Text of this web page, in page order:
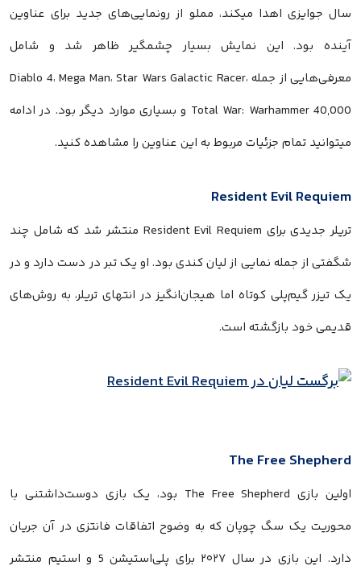
سال جوایزی اهدا میکند، مملو از رونمایی‌های جدید برای عناوین
آینده بود. این نمایش بسیار چشمگیر ظاهر شد و شامل
معرفی‌هایی از جمله Diablo 4، Mega Man، Star Wars Galactic Racer،
Total War: Warhammer 40,000 و بسیاری موارد دیگر بود. در ادامه
میتوانید تمام جزئیات مربوط به این عناوین را مشاهده کنید.
Resident Evil Requiem
تریلر جدیدی برای Resident Evil Requiem منتشر شد که شامل چند
شگفتی از جمله نمایی از لیان کندی بود. او یک تبر در دست دارد و در
یک تیزر گیم‌پلی کوتاه اما هیجان‌انگیز در انتهای تریلر، به روش‌های
قدیمی خود بازگشته است.
The Free Shepherd
اولین بازی The Free Shepherd بود، یک بازی دوست‌داشتنی با
محوریت یک سگ چوپان که به وضوح اتفاقات فانتزی در آن جریان
دارد. این بازی در سال ۲۰۲۷ برای پلی‌استیشن 5 و استیم منتشر